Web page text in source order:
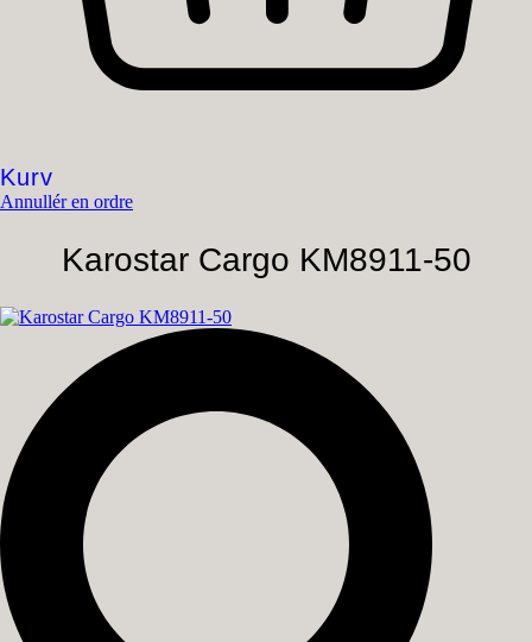
Kurv
Annullér en ordre
Karostar Cargo KM8911-50